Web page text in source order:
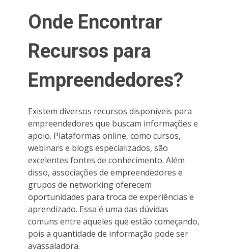
Onde Encontrar
Recursos para
Empreendedores?
Existem diversos recursos disponíveis para
empreendedores que buscam informações e
apoio. Plataformas online, como cursos,
webinars e blogs especializados, são
excelentes fontes de conhecimento. Além
disso, associações de empreendedores e
grupos de networking oferecem
oportunidades para troca de experiências e
aprendizado. Essa é uma das dúvidas
comuns entre aqueles que estão começando,
pois a quantidade de informação pode ser
avassaladora.